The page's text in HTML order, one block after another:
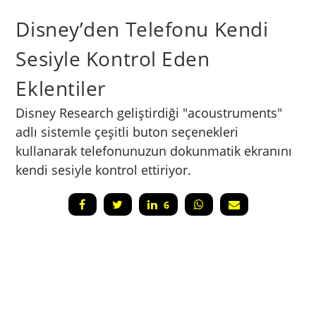
Disney’den Telefonu Kendi
Sesiyle Kontrol Eden
Eklentiler
Disney Research geliştirdiği "acoustruments"
adlı sistemle çeşitli buton seçenekleri
kullanarak telefonunuzun dokunmatik ekranını
kendi sesiyle kontrol ettiriyor.
6